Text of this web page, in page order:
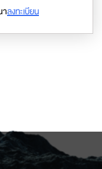
ลงทะเบียน